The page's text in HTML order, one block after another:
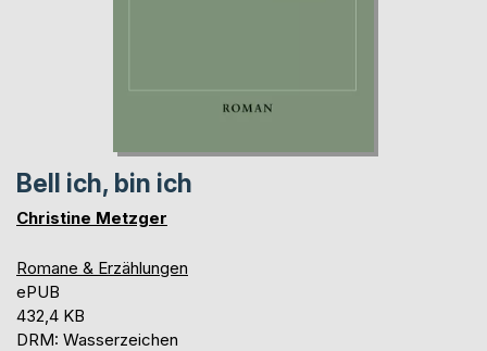
Bell ich, bin ich
Christine Metzger
Romane & Erzählungen
ePUB
432,4 KB
DRM: Wasserzeichen